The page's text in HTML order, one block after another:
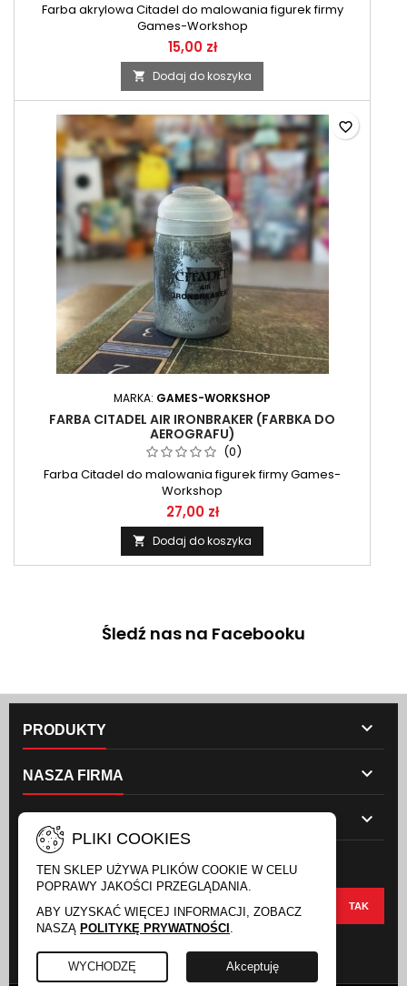
Farba akrylowa Citadel do malowania figurek firmy
Games-Workshop
15,00 zł
 Dodaj do koszyka
MARKA: GAMES-WORKSHOP
FARBA CITADEL AIR IRONBRAKER (FARBKA DO
AEROGRAFU)
(0)
Farba Citadel do malowania figurek firmy Games-
Workshop
27,00 zł
 Dodaj do koszyka
favorite_border
Śledź nas na Facebooku
PRODUKTY 
NASZA FIRMA 

PLIKI COOKIES
TEN SKLEP UŻYWA PLIKÓW COOKIE W CELU
POPRAWY JAKOŚCI PRZEGLĄDANIA.
ABY UZYSKAĆ WIĘCEJ INFORMACJI, ZOBACZ
NASZĄ POLITYKĘ PRYWATNOŚCI .
WYCHODZĘ Akceptuję
NEWSLETTER
FACEBOOKINSTAGRAM